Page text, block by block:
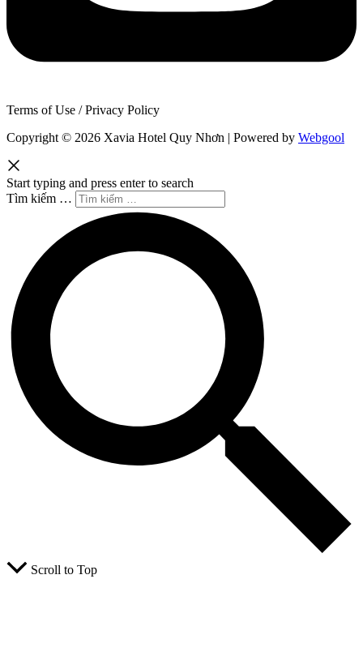
Terms of Use / Privacy Policy
Copyright © 2026 Xavia Hotel Quy Nhơn | Powered by Webgool
Start typing and press enter to search
Tìm kiếm …
Scroll to Top